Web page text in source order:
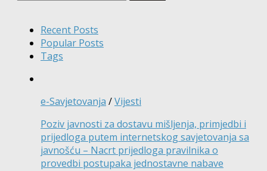
Recent Posts
Popular Posts
Tags
e-Savjetovanja /Vijesti
Poziv javnosti za dostavu mišljenja, primjedbi i
prijedloga putem internetskog savjetovanja sa
javnošću – Nacrt prijedloga pravilnika o
provedbi postupaka jednostavne nabave